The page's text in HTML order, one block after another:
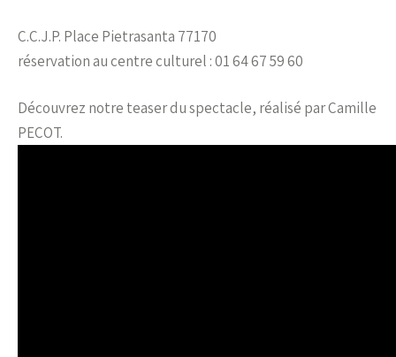
C.C.J.P. Place Pietrasanta 77170
réservation au centre culturel : 01 64 67 59 60
Découvrez notre teaser du spectacle, réalisé par Camille
PECOT.